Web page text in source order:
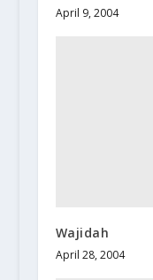
April 9, 2004
Wajidah
April 28, 2004